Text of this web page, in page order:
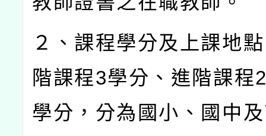
２、課程學分及上課地
階課程3學分、進階課程
學分，分為國小、國中